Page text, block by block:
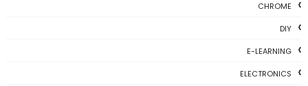
CHROME
DIY
E-LEARNING
ELECTRONICS